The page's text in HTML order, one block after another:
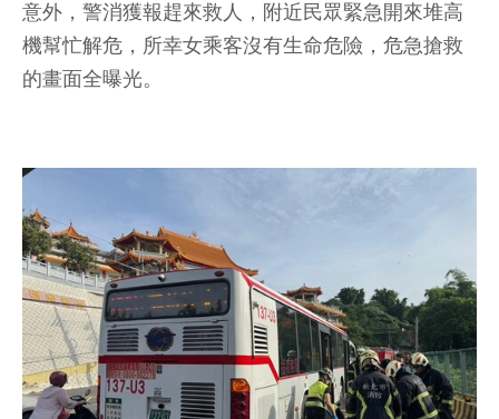
意外，警消獲報趕來救人，附近民眾緊急開來堆高
機幫忙解危，所幸女乘客沒有生命危險，危急搶救
的畫面全曝光。